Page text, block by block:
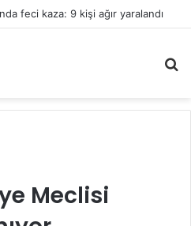
feci kaza: 9 kişi ağır yaralandı
...
Meclisi